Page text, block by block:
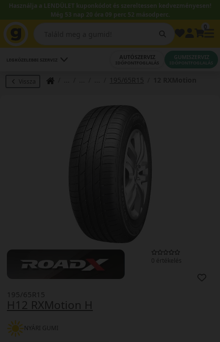
Használja a LENDÜLET kuponkódot és szereltessen kedvezményesen!
Még 53 nap 20 óra 09 perc 51 másodperc.
LEGKÖZELEBBI SZERVIZ AUTÓSZERVIZ
IDŐPONTFOGLALÁS
GUMISZERVIZ
IDŐPONTFOGLALÁS
Vissza 195/65R15
0 értékelés
H12 RXMotion H
195/65R15
NYÁRI GUMI